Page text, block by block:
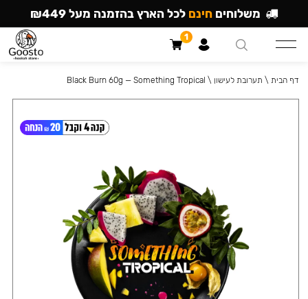
דף הבית \ תערובת לעישון \
Black Burn 60g — Something Tropical
משלוחים חינם לכל הארץ בהזמנה מעל ₪449
1